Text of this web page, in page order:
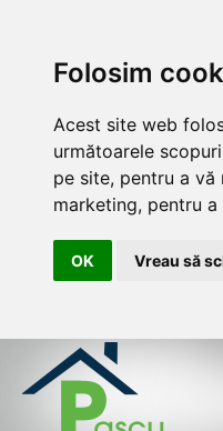
Folosim
Acest site web
următoarele
pe site, pentru a vă
marketing, pentru
OK Vreau să